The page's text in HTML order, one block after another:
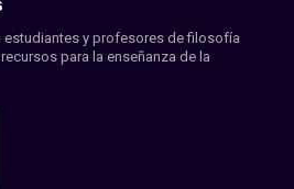
estudiantes y profesores de filosofía
para la enseñanza de la